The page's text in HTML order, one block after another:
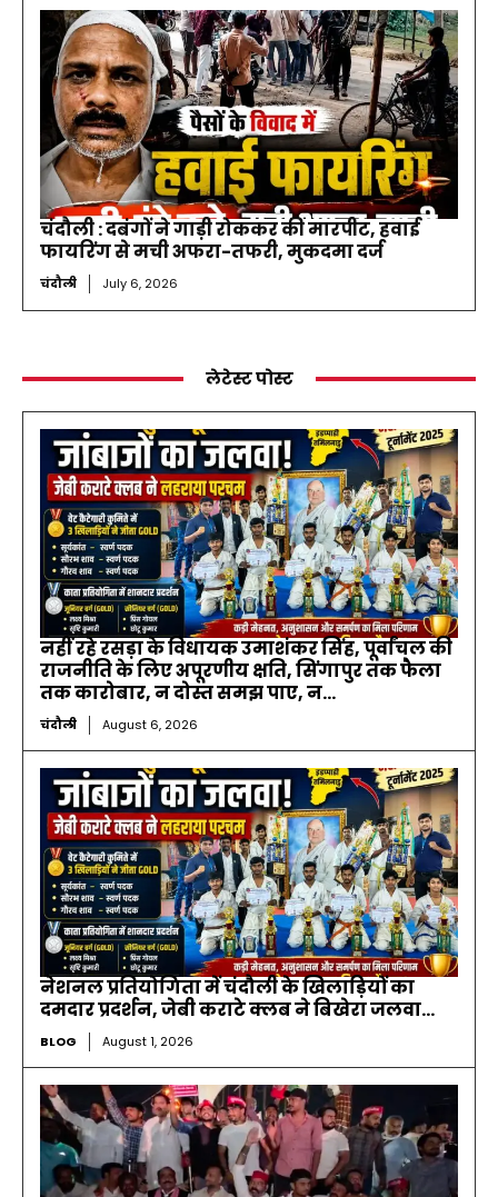
चंदौली : दबंगों ने गाड़ी रोककर की मारपीट, हवाई
फायरिंग से मची अफरा-तफरी, मुकदमा दर्ज
चंदौली July 6, 2026
लेटेस्ट पोस्ट
नहीं रहे रसड़ा के विधायक उमाशंकर सिंह, पूर्वांचल की
राजनीति के लिए अपूरणीय क्षति, सिंगापुर तक फैला
तक कारोबार, न दोस्त समझ पाए, न...
चंदौली August 6, 2026
नेशनल प्रतियोगिता में चंदौली के खिलाड़ियों का
दमदार प्रदर्शन, जेबी कराटे क्लब ने बिखेरा जलवा…
BLOG August 1, 2026